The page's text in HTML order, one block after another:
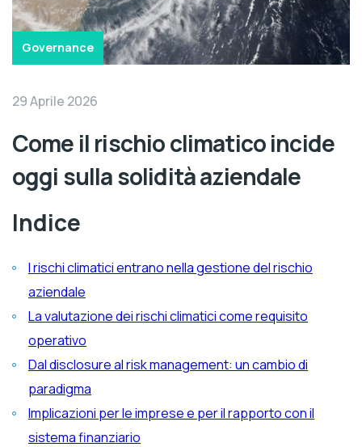
Governance
29 Aprile 2026
Come il rischio climatico incide
oggi sulla solidità aziendale
Indice
I rischi climatici entrano nella gestione del rischio
aziendale
La valutazione dei rischi climatici come requisito
operativo
Dal disclosure al risk management: un cambio di
paradigma
Implicazioni per le imprese e per il rapporto con il
sistema finanziario